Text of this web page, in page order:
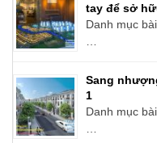
tay để sở
Danh mục
…
Sang
1
Danh mục
…